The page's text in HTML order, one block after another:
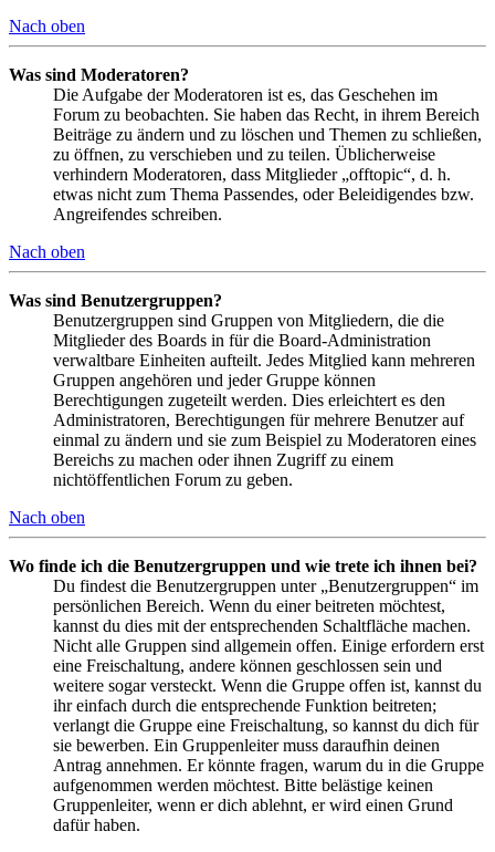
Nach oben
Was sind Moderatoren?
Die Aufgabe der Moderatoren ist es, das Geschehen im
Forum zu beobachten. Sie haben das Recht, in ihrem Bereich
Beiträge zu ändern und zu löschen und Themen zu schließen,
zu öffnen, zu verschieben und zu teilen. Üblicherweise
verhindern Moderatoren, dass Mitglieder „offtopic“, d. h.
etwas nicht zum Thema Passendes, oder Beleidigendes bzw.
Angreifendes schreiben.
Nach oben
Was sind Benutzergruppen?
Benutzergruppen sind Gruppen von Mitgliedern, die die
Mitglieder des Boards in für die Board-Administration
verwaltbare Einheiten aufteilt. Jedes Mitglied kann mehreren
Gruppen angehören und jeder Gruppe können
Berechtigungen zugeteilt werden. Dies erleichtert es den
Administratoren, Berechtigungen für mehrere Benutzer auf
einmal zu ändern und sie zum Beispiel zu Moderatoren eines
Bereichs zu machen oder ihnen Zugriff zu einem
nichtöffentlichen Forum zu geben.
Nach oben
Wo finde ich die Benutzergruppen und wie trete ich ihnen bei?
Du findest die Benutzergruppen unter „Benutzergruppen“ im
persönlichen Bereich. Wenn du einer beitreten möchtest,
kannst du dies mit der entsprechenden Schaltfläche machen.
Nicht alle Gruppen sind allgemein offen. Einige erfordern erst
eine Freischaltung, andere können geschlossen sein und
weitere sogar versteckt. Wenn die Gruppe offen ist, kannst du
ihr einfach durch die entsprechende Funktion beitreten;
verlangt die Gruppe eine Freischaltung, so kannst du dich für
sie bewerben. Ein Gruppenleiter muss daraufhin deinen
Antrag annehmen. Er könnte fragen, warum du in die Gruppe
aufgenommen werden möchtest. Bitte belästige keinen
Gruppenleiter, wenn er dich ablehnt, er wird einen Grund
dafür haben.